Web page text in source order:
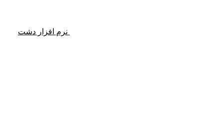
نرم افزار دشت